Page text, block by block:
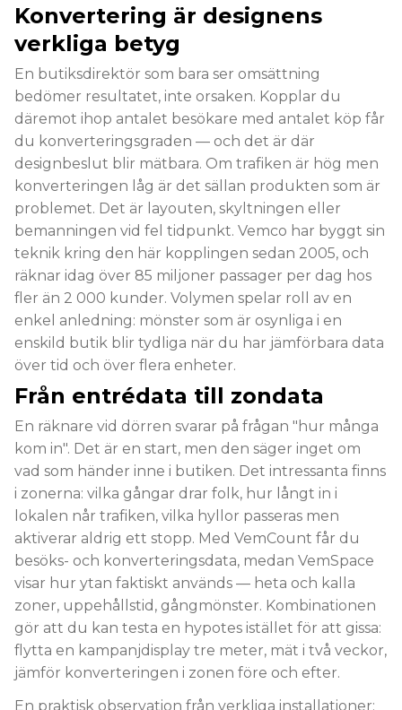
Konvertering är designens
verkliga betyg
En butiksdirektör som bara ser omsättning
bedömer resultatet, inte orsaken. Kopplar du
däremot ihop antalet besökare med antalet köp får
du konverteringsgraden — och det är där
designbeslut blir mätbara. Om trafiken är hög men
konverteringen låg är det sällan produkten som är
problemet. Det är layouten, skyltningen eller
bemanningen vid fel tidpunkt. Vemco har byggt sin
teknik kring den här kopplingen sedan 2005, och
räknar idag över 85 miljoner passager per dag hos
fler än 2 000 kunder. Volymen spelar roll av en
enkel anledning: mönster som är osynliga i en
enskild butik blir tydliga när du har jämförbara data
över tid och över flera enheter.
Från entrédata till zondata
En räknare vid dörren svarar på frågan "hur många
kom in". Det är en start, men den säger inget om
vad som händer inne i butiken. Det intressanta finns
i zonerna: vilka gångar drar folk, hur långt in i
lokalen når trafiken, vilka hyllor passeras men
aktiverar aldrig ett stopp. Med VemCount får du
besöks- och konverteringsdata, medan VemSpace
visar hur ytan faktiskt används — heta och kalla
zoner, uppehållstid, gångmönster. Kombinationen
gör att du kan testa en hypotes istället för att gissa:
flytta en kampanjdisplay tre meter, mät i två veckor,
jämför konverteringen i zonen före och efter.
En praktisk observation från verkliga installationer: